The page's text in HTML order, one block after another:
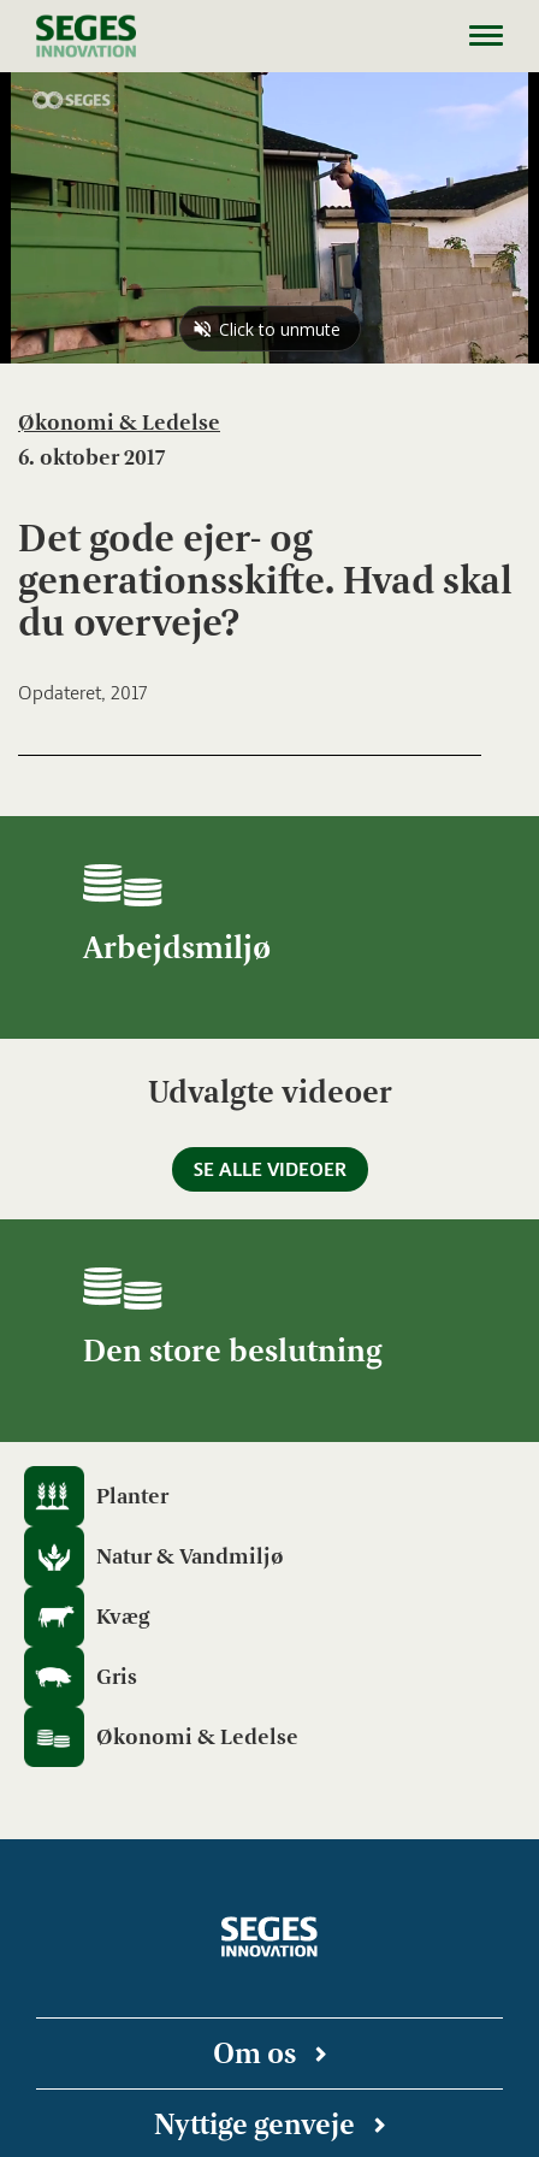
Økonomi & Ledelse
6. oktober 2017
Det gode ejer- og
generationsskifte. Hvad skal
du overveje?
Opdateret, 2017
Arbejdsmiljø
Udvalgte videoer
SE ALLE VIDEOER
Den store beslutning
Planter
Natur & Vandmiljø
Kvæg
Gris
Økonomi & Ledelse
Om os
SEGES Innovation er en uafhængig forsknings-
og innovationsvirksomhed, der arbejder for en
Nyttige genveje